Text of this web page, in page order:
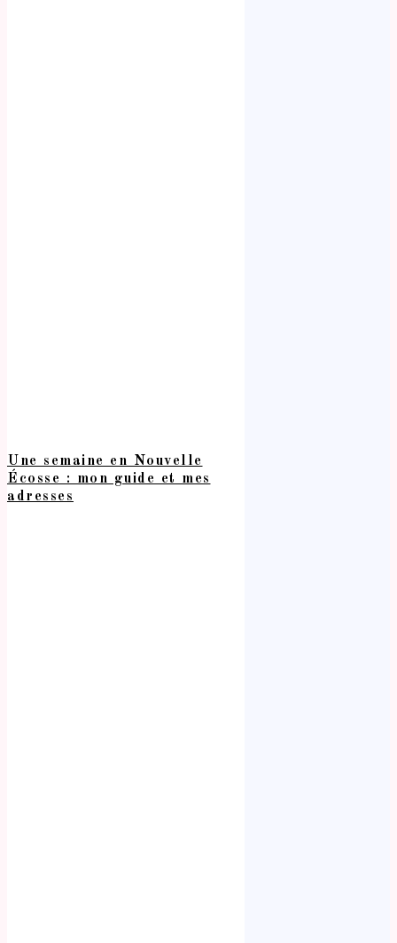
Une semaine en Nouvelle
Écosse : mon guide et mes
adresses